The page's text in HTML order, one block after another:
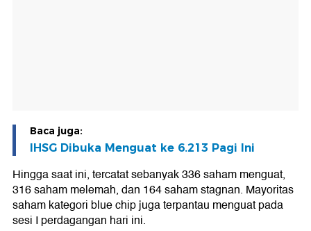
Baca juga:
IHSG Dibuka Menguat ke 6.213 Pagi Ini
Hingga saat ini, tercatat sebanyak 336 saham menguat,
316 saham melemah, dan 164 saham stagnan. Mayoritas
saham kategori blue chip juga terpantau menguat pada
sesi I perdagangan hari ini.